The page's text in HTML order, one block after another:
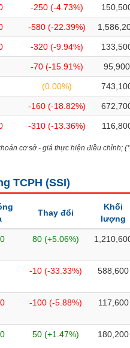
-250 (-4.73%)
-580 (-22.39%)
-320 (-9.94%)
-70 (-15.91%) 95,900
(0.00%)
-160 (-18.82%)
-310 (-13.36%)
cơ sở - giá thực hiện điều chỉnh;
TCPH (SSI)
Thay đổi
Khối
lượng
80 (+5.06%)
-10 (-33.33%) 588,600
-100 (-5.88%) 117,600
50 (+1.47%) 180,200